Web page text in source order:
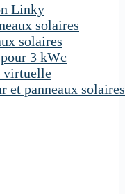
Linky
solaires
solaires
3 kWc
virtuelle
et panneaux solaires